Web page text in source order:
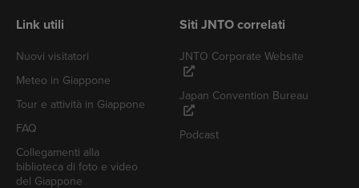
Link utili
Nuovi visitatori
Meteo in Giappone
Tour e attività in Giappone
FAQ
Collegamenti alla
biblioteca di foto e video
del Giappone
Siti JNTO correlati
JNTO Corporate Website
Japan Convention Bureau
Podcast